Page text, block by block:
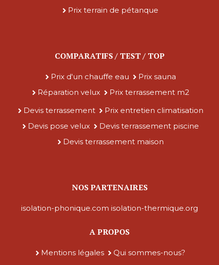
Prix terrain de pétanque
COMPARATIFS / TEST / TOP
Prix d'un chauffe eau
Prix sauna
Réparation velux
Prix terrassement m2
Devis terrassement
Prix entretien climatisation
Devis pose velux
Devis terrassement piscine
Devis terrassement maison
NOS PARTENAIRES
isolation-phonique.com isolation-thermique.org
A PROPOS
Mentions légales
Qui sommes-nous?